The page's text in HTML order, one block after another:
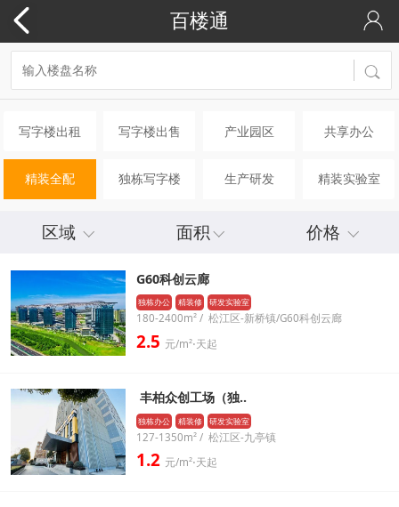
百楼通
写字楼出租 写字楼出售 产业园区 共享办公
精装全配 独栋写字楼 生产研发 精装实验室
区域 面积 价格
G60科创云廊
独栋办公 精装修 研发实验室
180-2400m² / 松江区-新桥镇/G60科创云廊
2.5 元/m²⋅天起
丰柏众创工场（独..
独栋办公 精装修 研发实验室
127-1350m² / 松江区-九亭镇
1.2 元/m²⋅天起